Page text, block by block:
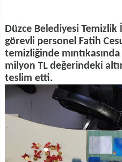
Düzce Belediyesi
görevli personel Fatih
temizliğinde
milyon TL değerindeki
teslim etti.